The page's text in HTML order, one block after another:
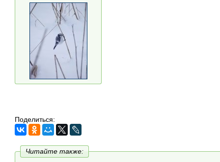
Поделиться:
Читайте также: